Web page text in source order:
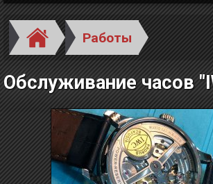
Работы
Обслуживание часов